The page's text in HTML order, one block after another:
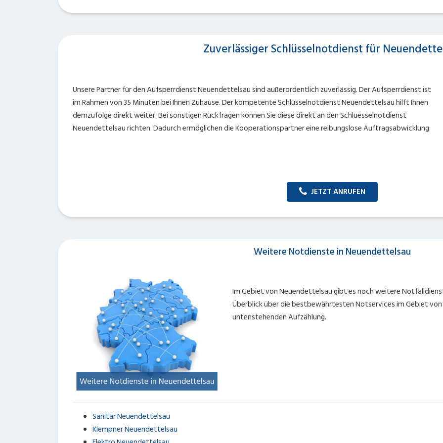
Zuverlässiger Schlüsselnotdienst für
Unsere Partner für den Aufsperrdienst Neuendettelsau sind außerordentlich zuverlässig. Der Aufsperrdienst ist
im Rahmen von 35 Minuten bei Ihnen Zuhause. Der kompetente Schlüsselnotdienst Neuendettelsau hilft Ihnen
demzufolge direkt weiter. Bei sonstigen Rückfragen können Sie diese direkt an den Schluesselnotdienst
Neuendettelsau richten. Dadurch ermöglichen die Kooperationspartner eine reibungslose Auftragsabwicklung.
JETZT ANRUFEN
Weitere Notdienste in Neuendettelsau
Im Gebiet von Neuendettelsau gibt es noch weitere
Überblick über die bestbewährtesten Notservices im Gebiet
untenstehenden Aufzählung.
Sanitär Neuendettelsau
Klempner Neuendettelsau